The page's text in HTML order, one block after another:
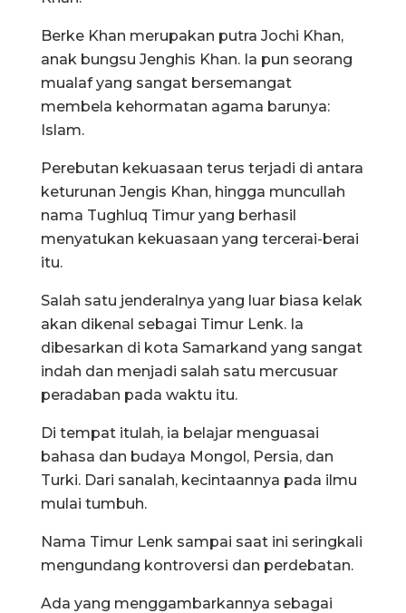
Berke Khan merupakan putra Jochi Khan,
anak bungsu Jenghis Khan. Ia pun seorang
mualaf yang sangat bersemangat
membela kehormatan agama barunya:
Islam.
Perebutan kekuasaan terus terjadi di antara
keturunan Jengis Khan, hingga muncullah
nama Tughluq Timur yang berhasil
menyatukan kekuasaan yang tercerai-berai
itu.
Salah satu jenderalnya yang luar biasa kelak
akan dikenal sebagai Timur Lenk. Ia
dibesarkan di kota Samarkand yang sangat
indah dan menjadi salah satu mercusuar
peradaban pada waktu itu.
Di tempat itulah, ia belajar menguasai
bahasa dan budaya Mongol, Persia, dan
Turki. Dari sanalah, kecintaannya pada ilmu
mulai tumbuh.
Nama Timur Lenk sampai saat ini seringkali
mengundang kontroversi dan perdebatan.
Ada yang menggambarkannya sebagai